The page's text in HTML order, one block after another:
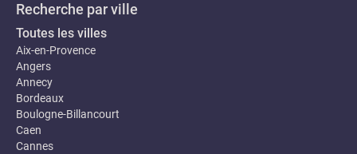
Recherche par ville
Toutes les villes
Aix-en-Provence
Angers
Annecy
Bordeaux
Boulogne-Billancourt
Caen
Cannes